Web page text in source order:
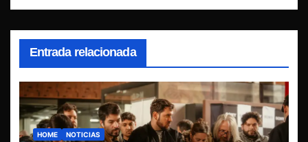
Entrada relacionada
HOME NOTICIAS